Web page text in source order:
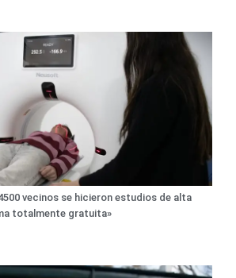
vecinos se hicieron estudios de alta
totalmente gratuita»